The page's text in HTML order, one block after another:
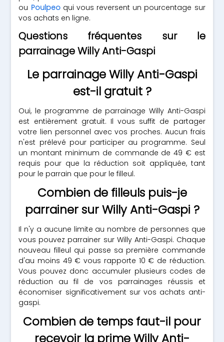
ou Poulpeoqui vous reversent un pourcentage sur
vos achats en ligne.
Questions fréquentes sur le
parrainage Willy Anti-Gaspi
Le parrainage Willy Anti-Gaspi
est-il gratuit ?
Oui, le programme de parrainage Willy Anti-Gaspi
est entièrement gratuit. Il vous suffit de partager
votre lien personnel avec vos proches. Aucun frais
n'est prélevé pour participer au programme. Seul
un montant minimum de commande de 49 € est
requis pour que la réduction soit appliquée, tant
pour le parrain que pour le filleul.
Combien de filleuls puis-je
parrainer sur Willy Anti-Gaspi ?
Il n'y a aucune limite au nombre de personnes que
vous pouvez parrainer sur Willy Anti-Gaspi. Chaque
nouveau filleul qui passe sa première commande
d'au moins 49 € vous rapporte 10 € de réduction.
Vous pouvez donc accumuler plusieurs codes de
réduction au fil de vos parrainages réussis et
économiser significativement sur vos achats anti-
gaspi.
Combien de temps faut-il pour
recevoir la prime Willy Anti-